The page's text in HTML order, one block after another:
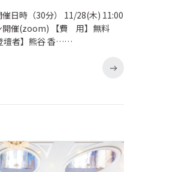
日時（30分） 11/28(木) 11:00
催(zoom) 【費 用】無料
壇者】熊谷 香……